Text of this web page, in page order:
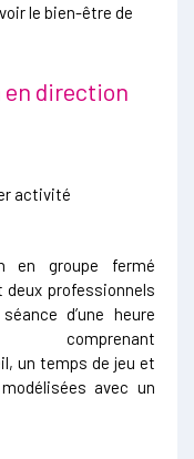
le bien-être de
en direction
activité
en groupe fermé
professionnels
d’une heure
comprenant
un temps de jeu et
avec un